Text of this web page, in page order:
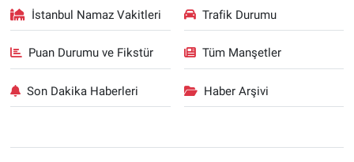
İstanbul Namaz Vakitleri Trafik Durumu
Puan Durumu ve Fikstür Tüm Manşetler
Son Dakika Haberleri Haber Arşivi